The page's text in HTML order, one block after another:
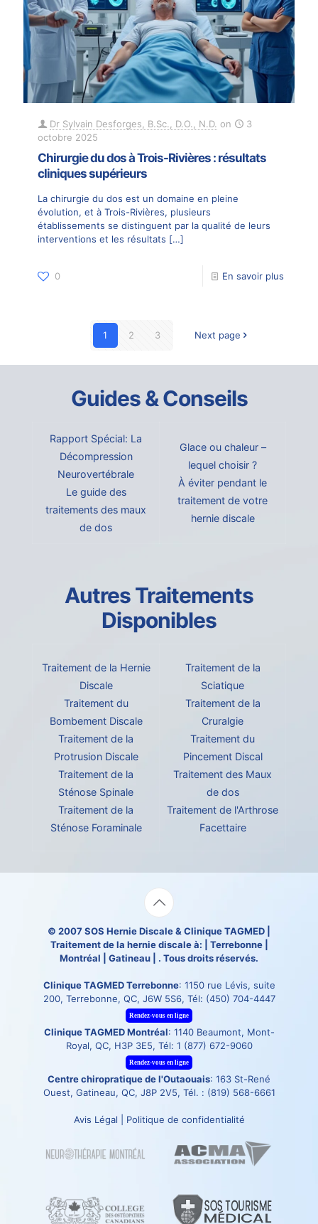
Dr Sylvain Desforges, B.Sc., D.O., N.D. on
3
octobre 2025
Chirurgie du dos à Trois-Rivières : résultats
cliniques supérieurs
La chirurgie du dos est un domaine en pleine
évolution, et à Trois-Rivières, plusieurs
établissements se distinguent par la qualité de leurs
interventions et les résultats […]
0 En savoir plus
1 2 3 Next page
Guides & Conseils
Rapport Spécial: La
Décompression
Neurovertébrale
Le guide des
traitements des maux
de dos
Glace ou chaleur –
lequel choisir ?
À éviter pendant le
traitement de votre
hernie discale
Autres Traitements
Disponibles
Traitement de la Hernie
Discale
Traitement du
Bombement Discale
Traitement de la
Protrusion Discale
Traitement de la
Sténose Spinale
Traitement de la
Sténose Foraminale
Traitement de la
Sciatique
Traitement de la
Cruralgie
Traitement du
Pincement Discal
Traitement des Maux
de dos
Traitement de l'Arthrose
Facettaire
© 2007SOS Hernie Discale& Clinique TAGMED
Traitement de la hernie discale à: | Terrebonne |
Montréal | Gatineau | . Tous droits réservés.
Clinique TAGMED Terrebonne: 1150 rue Lévis, suite
200, Terrebonne, QC, J6W 5S6, Tél: (450) 704-4447
Rendez-vous en ligne
Clinique TAGMED Montréal: 1140 Beaumont, Mont-
Royal, QC, H3P 3E5, Tél: 1 (877) 672-9060
Rendez-vous en ligne
Centre chiropratique de l'Outaouais: 163 St-René
Ouest, Gatineau, QC, J8P 2V5, Tél. : (819) 568-6661
Avis Légal Politique de confidentialité